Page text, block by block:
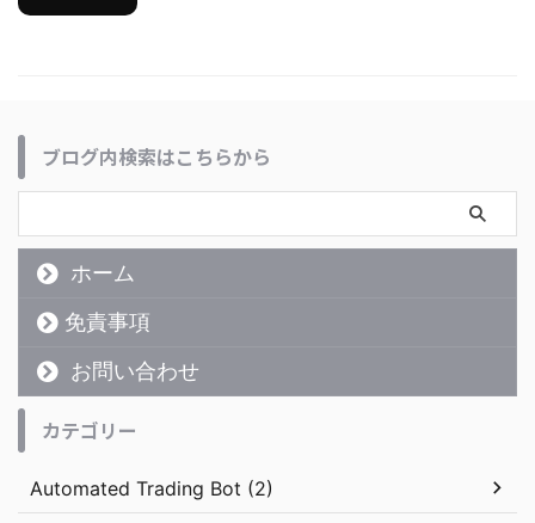
ブログ内検索はこちらから
ホーム
免責事項
お問い合わせ
カテゴリー
Automated Trading Bot (2)